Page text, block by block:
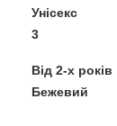
Унісекс
3
Від 2-х років
Бежевий